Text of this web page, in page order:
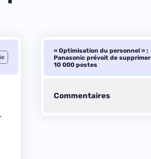
« Optimisation du personnel » :
Panasonic prévoit de supprimer
10 000 postes
Commentaires